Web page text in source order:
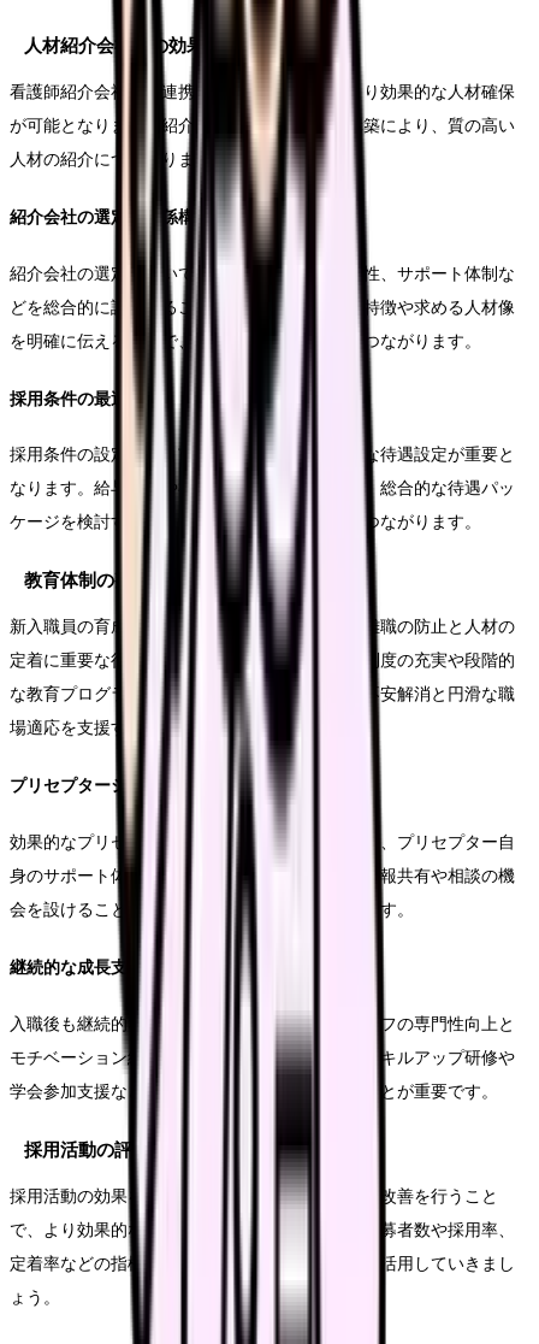
人材紹介会社との効果的な連携
看護師紹介会社との連携を強化することで、より効果的な人材確保
が可能となります。紹介会社との良好な関係構築により、質の高い
人材の紹介につながります。
紹介会社の選定と関係構築
紹介会社の選定においては、過去の実績や専門性、サポート体制な
どを総合的に評価することが重要です。施設の特徴や求める人材像
を明確に伝えることで、より適切な人材紹介につながります。
採用条件の最適化
採用条件の設定では、市場動向を踏まえた適切な待遇設定が重要と
なります。給与水準や福利厚生、研修制度など、総合的な待遇パッ
ケージを検討することで、優秀な人材の確保につながります。
教育体制の整備
新入職員の育成体制を充実させることは、早期離職の防止と人材の
定着に重要な役割を果たします。プリセプター制度の充実や段階的
な教育プログラムの実施により、新人看護師の不安解消と円滑な職
場適応を支援することができます。
プリセプターシップの強化
効果的なプリセプターシップを実現するためには、プリセプター自
身のサポート体制も重要となります。定期的な情報共有や相談の機
会を設けることで、教育の質の向上につながります。
継続的な成長支援
入職後も継続的な成長支援を行うことで、スタッフの専門性向上と
モチベーション維持につながります。定期的なスキルアップ研修や
学会参加支援など、様々な学習機会を提供することが重要です。
採用活動の評価と改善
採用活動の効果を定期的に評価し、必要に応じて改善を行うこと
で、より効果的な人材確保が可能となります。応募者数や採用率、
定着率などの指標を分析し、採用戦略の見直しに活用していきまし
ょう。